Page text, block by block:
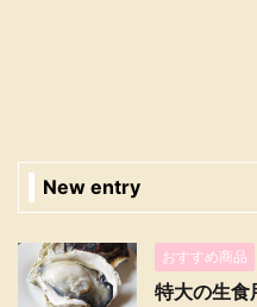
New entry
おすすめ商品
特大の生食